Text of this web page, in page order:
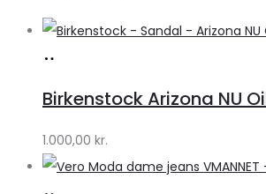
Lykke
by
Lykke
Birkenstock Arizona NU
1.000,00 kr.